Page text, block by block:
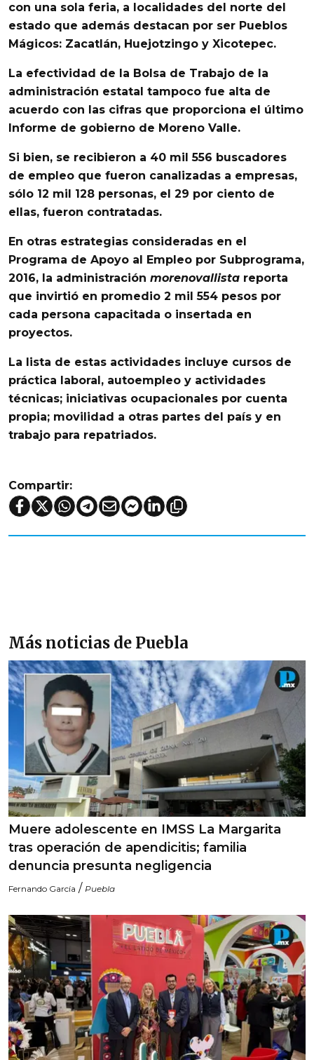
con una sola feria, a localidades del norte del
estado que además destacan por ser Pueblos
Mágicos: Zacatlán, Huejotzingo y Xicotepec.
La efectividad de la Bolsa de Trabajo de la
administración estatal tampoco fue alta de
acuerdo con las cifras que proporciona el último
Informe de gobierno de Moreno Valle.
Si bien, se recibieron a 40 mil 556 buscadores
de empleo que fueron canalizadas a empresas,
sólo 12 mil 128 personas, el 29 por ciento de
ellas, fueron contratadas.
En otras estrategias consideradas en el
Programa de Apoyo al Empleo por Subprograma,
2016, la administración morenovallista reporta
que invirtió en promedio 2 mil 554 pesos por
cada persona capacitada o insertada en
proyectos.
La lista de estas actividades incluye cursos de
práctica laboral , autoempleo y actividades
técnicas; iniciativas ocupacionales por cuenta
propia; movilidad a otras partes del país y en
trabajo para repatriados.
Compartir:
Más noticias de Puebla
Muere adolescente en IMSS La Margarita
tras operación de apendicitis; familia
denuncia presunta negligencia
Fernando García / Puebla